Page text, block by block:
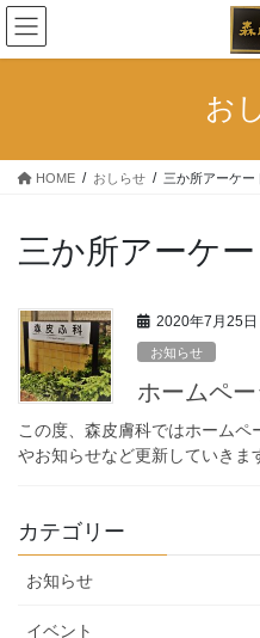
コ
ン
テ
ス
ナ
ビ
ゲ
ン
お
HOME おしらせ 三か所アーケー
三か所アーケー
2020年7月25日
お知らせ
ホームペ
この度、森皮膚科ではホームペ
やお知らせなど更新していきま
カテゴリー
お知らせ
イベント